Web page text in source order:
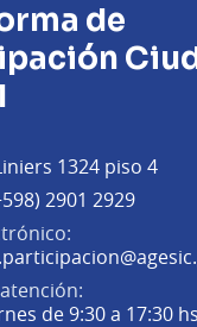
de
1324 piso 4
2901 2929
de 9:30 a 17:30